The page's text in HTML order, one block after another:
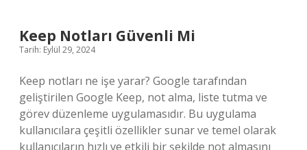
Keep Notları Güvenli Mi
Tarih: Eylül 29, 2024
Keep notları ne işe yarar? Google tarafından
geliştirilen Google Keep, not alma, liste tutma ve
görev düzenleme uygulamasıdır. Bu uygulama
kullanıcılara çeşitli özellikler sunar ve temel olarak
kullanıcıların hızlı ve etkili bir şekilde not almasını